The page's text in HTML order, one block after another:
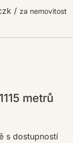
/ za nemovitost
metrů
s dostupností